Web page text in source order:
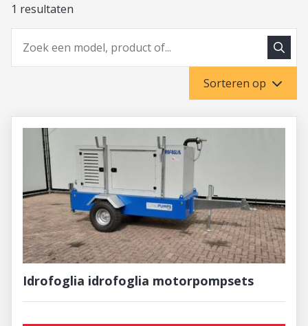
1 resultaten
Zoeken
Sorteren op
Idrofoglia idrofoglia motorpompsets